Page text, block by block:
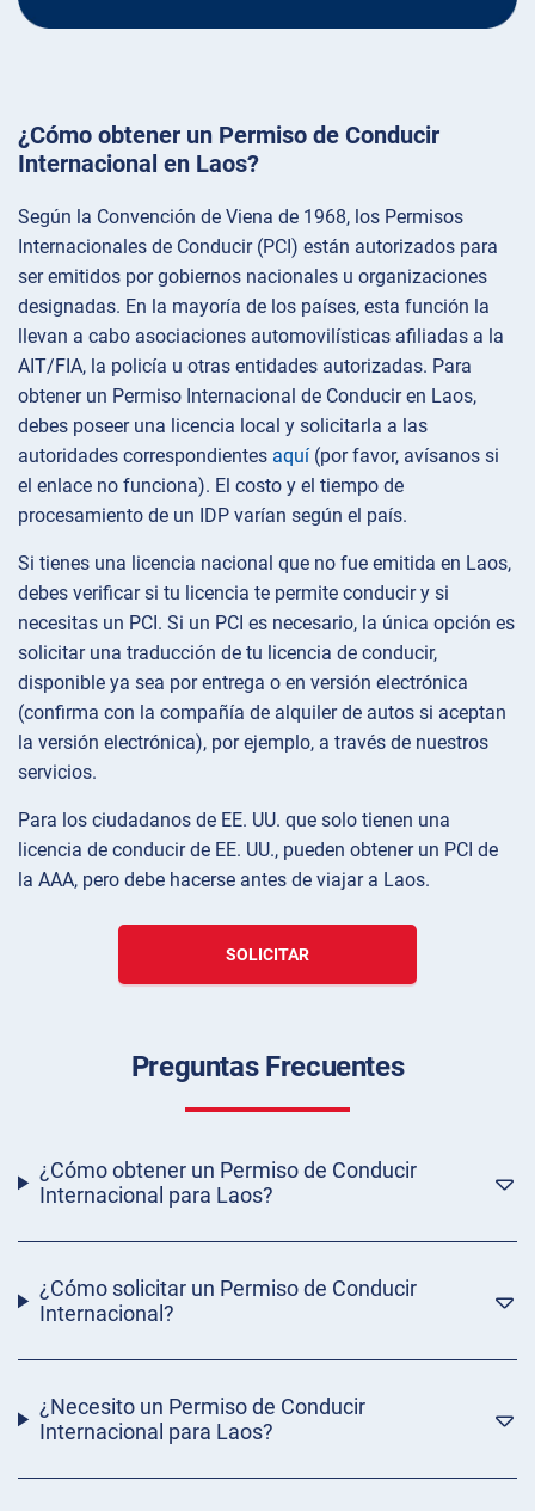
¿Cómo obtener un Permiso de Conducir
Internacional en Laos?
Según la Convención de Viena de 1968, los Permisos
Internacionales de Conducir (PCI) están autorizados para
ser emitidos por gobiernos nacionales u organizaciones
designadas. En la mayoría de los países, esta función la
llevan a cabo asociaciones automovilísticas afiliadas a la
AIT/FIA, la policía u otras entidades autorizadas. Para
obtener un Permiso Internacional de Conducir en Laos,
debes poseer una licencia local y solicitarla a las
autoridades correspondientes aquí (por favor, avísanos si
el enlace no funciona). El costo y el tiempo de
procesamiento de un IDP varían según el país.
Si tienes una licencia nacional que no fue emitida en Laos,
debes verificar si tu licencia te permite conducir y si
necesitas un PCI. Si un PCI es necesario, la única opción es
solicitar una traducción de tu licencia de conducir,
disponible ya sea por entrega o en versión electrónica
(confirma con la compañía de alquiler de autos si aceptan
la versión electrónica), por ejemplo, a través de nuestros
servicios.
Para los ciudadanos de EE. UU. que solo tienen una
licencia de conducir de EE. UU., pueden obtener un PCI de
la AAA, pero debe hacerse antes de viajar a Laos.
SOLICITAR
Preguntas Frecuentes
¿Cómo obtener un Permiso de Conducir
Internacional para Laos?
¿Cómo solicitar un Permiso de Conducir
Internacional?
¿Necesito un Permiso de Conducir
Internacional para Laos?